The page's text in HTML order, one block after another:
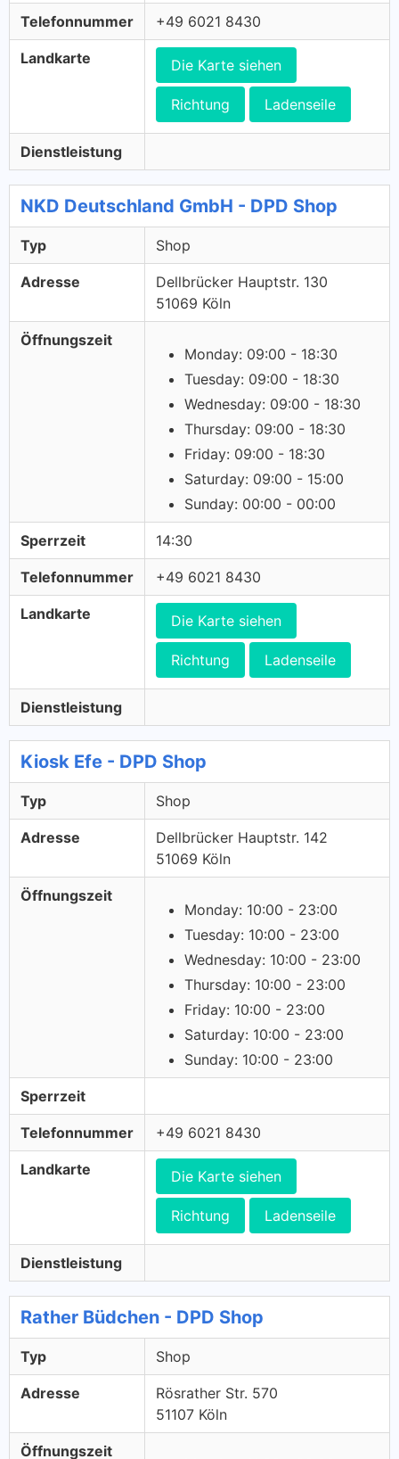
Telefonnummer +49 6021 8430
Landkarte Die Karte siehen
Richtung Ladenseile
Dienstleistung
NKD Deutschland GmbH - DPD Shop
Typ Shop
Adresse
Dellbrücker Hauptstr. 130
51069 Köln
Öffnungszeit
Monday: 09:00 - 18:30
Tuesday: 09:00 - 18:30
Wednesday: 09:00 - 18:30
Thursday: 09:00 - 18:30
Friday: 09:00 - 18:30
Saturday: 09:00 - 15:00
Sunday: 00:00 - 00:00
Sperrzeit 14:30
Telefonnummer +49 6021 8430
Landkarte Die Karte siehen
Richtung Ladenseile
Dienstleistung
Kiosk Efe - DPD Shop
Typ Shop
Adresse
Dellbrücker Hauptstr. 142
51069 Köln
Öffnungszeit
Monday: 10:00 - 23:00
Tuesday: 10:00 - 23:00
Wednesday: 10:00 - 23:00
Thursday: 10:00 - 23:00
Friday: 10:00 - 23:00
Saturday: 10:00 - 23:00
Sunday: 10:00 - 23:00
Sperrzeit
Telefonnummer +49 6021 8430
Landkarte Die Karte siehen
Richtung Ladenseile
Dienstleistung
Rather Büdchen - DPD Shop
Typ Shop
Adresse
Rösrather Str. 570
51107 Köln
Öffnungszeit